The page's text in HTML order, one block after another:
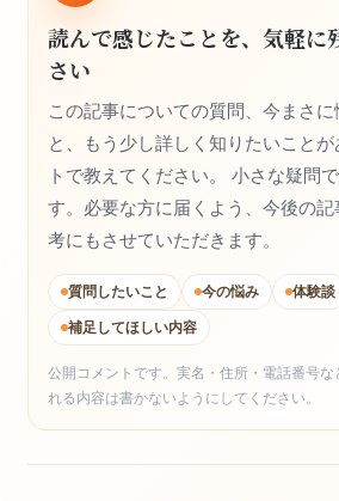
読んで感じたことを、気軽に
さい
この記事についての質問、今まさに
と、もう少し詳しく知りたいこと
トで教えてください。 小さな疑問
す。必要な方に届くよう、今後の
考にもさせていただきます。
質問したいこと 今の悩み
体験談
補足してほしい内容
公開コメントです。実名・住所・電話番号な
れる内容は書かないようにしてください。